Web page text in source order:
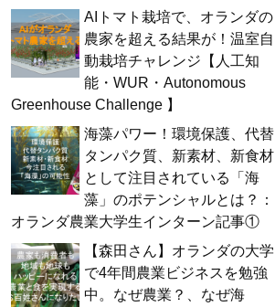
AIトマト栽培で、オランダの
農家を超える結果が！温室自
動栽培チャレンジ【人工知
能・WUR・Autonomous
Greenhouse Challenge 】
海藻パワー！環境保護、代替
タンパク質、新素材、新食材
として注目されている「海
藻」のポテンシャルとは？：
オランダ農業大学生インターン記事①
【森田さん】オランダの大学
で4年間農業ビジネスを勉強
中。なぜ農業？、なぜ海